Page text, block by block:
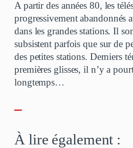
A partir des années 80, les
progressivement abandonnés
dans les grandes stations. Il
subsistent parfois que sur de
des petites stations. Derniers
premières glisses, il n’y a
longtemps…
–
À lire également :